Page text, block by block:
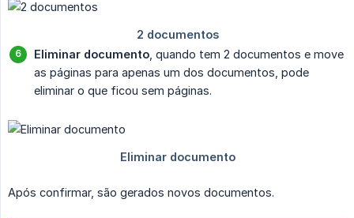
Eliminar documento , quando tem 2 documentos e move
as páginas para apenas um dos documentos, pode
eliminar o que ficou sem páginas.
Após confirmar, são gerados novos documentos.